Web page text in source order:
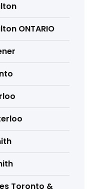
ONTARIO
Toronto &